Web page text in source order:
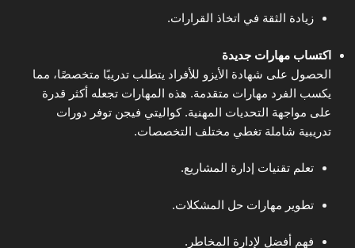
زيادة الثقة في اتخاذ القرارات.
اكتساب مهارات جديدة
الحصول على شهادة الأيزو للأفراد يتطلب تدريبًا متخصصًا، مما
يكسب الفرد مهارات متقدمة. هذه المهارات تجعله أكثر قدرة
على مواجهة التحديات المهنية. كواليتي فيجن توفر دورات
تدريبية شاملة تغطي مختلف التخصصات.
تعلم تقنيات إدارة المشاريع.
تطوير مهارات حل المشكلات.
فهم أفضل لإدارة المخاطر.